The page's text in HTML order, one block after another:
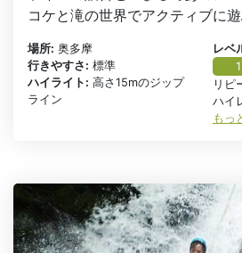
コケと滝の世界でアクティブに遊
場所: 奥多摩
行きやすさ: 標準
ハイライト: 高さ15mのジップ
ライン
レベ
1
リピ
ハイ
もっ